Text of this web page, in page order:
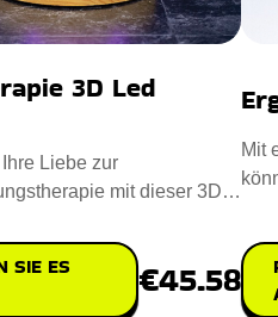
3D Led
Liebe zur
mit dieser 3D-
SIE ES
€45.58
Mit